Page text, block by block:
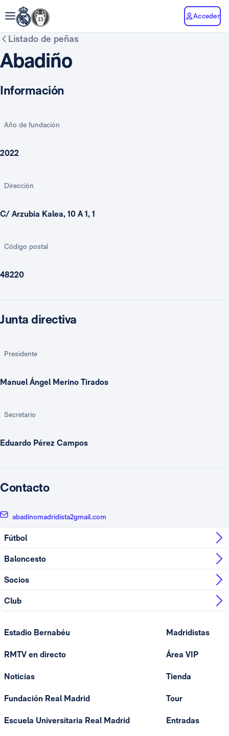
Acceder
Listado de peñas
Abadiño
Información
Año de fundación
2022
Dirección
C/ Arzubia Kalea, 10 A 1, 1
Código postal
48220
Junta directiva
Presidente
Manuel Ángel Merino Tirados
Secretario
Eduardo Pérez Campos
Contacto
abadinomadridista2gmail.com
Fútbol
Baloncesto
Socios
Club
Estadio Bernabéu
RMTV en directo
Noticias
Fundación Real Madrid
Escuela Universitaria Real Madrid
Madridistas
Área VIP
Tienda
Tour
Entradas